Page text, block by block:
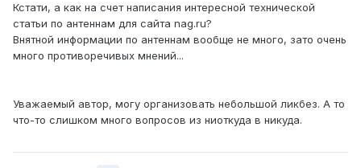
Кстати, а как на счет написания интересной технической
статьи по антеннам для сайта nag.ru?
Внятной информации по антеннам вообще не много, зато очень
много противоречивых мнений...
Уважаемый автор, могу организовать небольшой ликбез. А то
что-то слишком много вопросов из ниоткуда в никуда.